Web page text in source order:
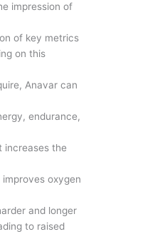
impression of
of key metrics
on this
Anavar can
endurance,
increases the
oxygen
and longer
to raised